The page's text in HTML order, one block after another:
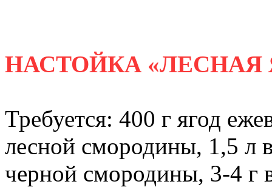
НАСТОЙКА «ЛЕСНАЯ
Требуется: 400 г ягод
лесной смородины, 1,5 л
черной смородины, 3-4 г